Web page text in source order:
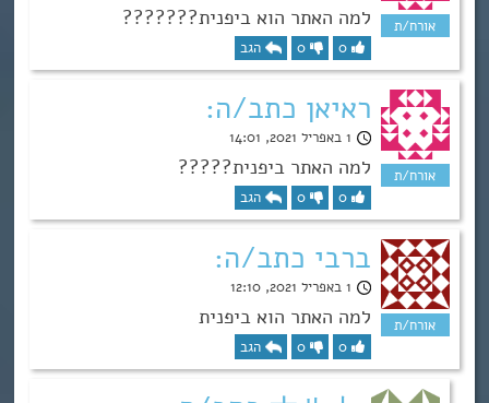
למה האתר הוא ביפנית???????
0
0 הגב
ראיאן כתב/ה:
1 באפריל 2021, 14:01
למה האתר ביפנית?????
0
0 הגב
ברבי כתב/ה:
1 באפריל 2021, 12:10
למה האתר הוא ביפנית
0
0 הגב